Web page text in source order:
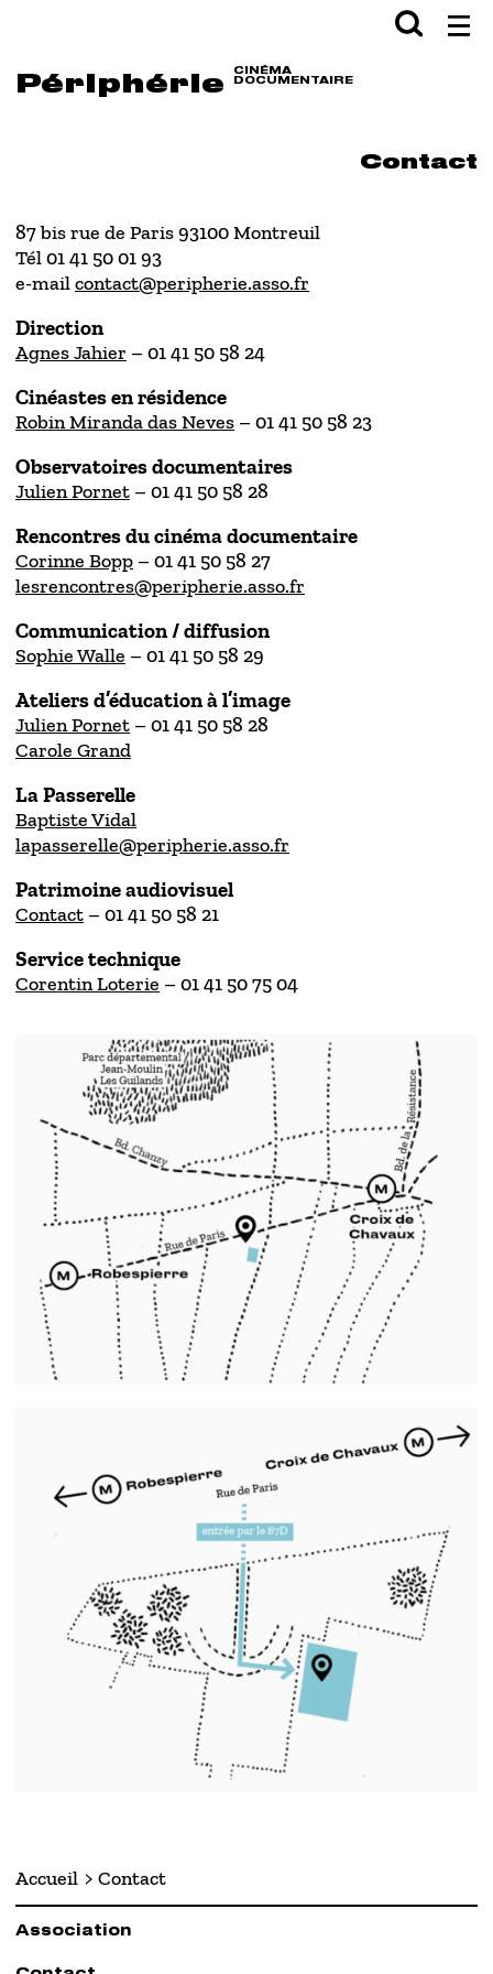
Périphérie
CINÉMA
DOCUMENTAIRE
Rechercher
Contact
87 bis rue de Paris 93100 Montreuil
Tél 01 41 50 01 93
e-mail contact@peripherie.asso.fr
Direction
Agnes Jahier – 01 41 50 58 24
Cinéastes en résidence
Robin Miranda das Neves – 01 41 50 58 23
Observatoires documentaires
Julien Pornet – 01 41 50 58 28
Rencontres du cinéma documentaire
Corinne Bopp – 01 41 50 58 27
lesrencontres@peripherie.asso.fr
Communication / diffusion
Sophie Walle – 01 41 50 58 29
Ateliers d’éducation à l’image
Julien Pornet – 01 41 50 58 28
Carole Grand
La Passerelle
Baptiste Vidal
lapasserelle@peripherie.asso.fr
Patrimoine audiovisuel
Contact – 01 41 50 58 21
Service technique
Corentin Loterie – 01 41 50 75 04
Accueil Contact
Association